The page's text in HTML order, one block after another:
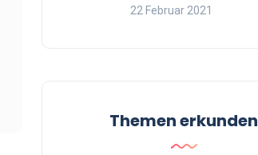
22 Februar 2021
Themen erkunden